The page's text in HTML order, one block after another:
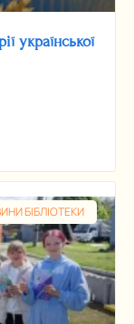
української
БІБЛІОТЕКИ